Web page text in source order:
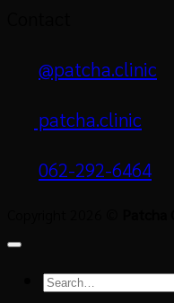
@patcha.clinic
patcha.clinic
062-292-6464